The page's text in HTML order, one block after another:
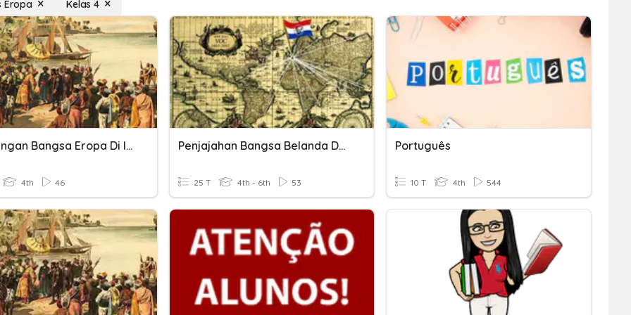
Eropa Kelas 4
Kedatangan Bangsa Eropa Di Indonesia
4th 46
Penjajahan Bangsa Belanda Dan Eropa
25 T 4th - 6th 53
Português
10 T 4th 544